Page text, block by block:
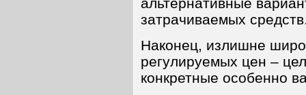
затрачиваемых
Наконец, излишне
регулируемых цен –
конкретные особенно